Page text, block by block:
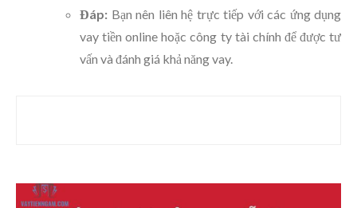
Đáp: Bạn nên liên hệ trực tiếp với các ứng dụng
vay tiền online hoặc công ty tài chính để được tư
vấn và đánh giá khả năng vay.